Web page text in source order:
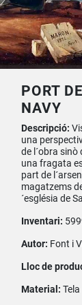
PORT
NAVY
Descripció:
una
de l´obra
una fragata
part de
magatzems
´església de
Inventari:
Autor: Font i
Lloc de
Material: Tela